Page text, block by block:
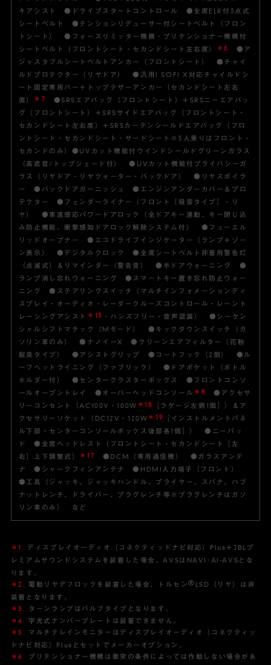
キアシスト ●ドライブスタートコントロール ●全席ELR付3点式
シートベルト ●テンションリデューサー付シートベルト（フロン
トシート） ●フォースリミッター機構・プリテンショナー機構付
シートベルト（フロントシート・セカンドシート左右席）
＊6
●ア
ジャスタブルシートベルトアンカー（フロントシート） ●チャイ
ルドプロテクター（リヤドア） ●汎用I SOFI X対応チャイルドシ
ート固定専用バー＋トップテザーアンカー（セカンドシート左右
席）
＊7
●SRSエアバッグ（フロントシート）＋SRSニーエアバッ
グ（フロントシート）＋SRSサイドエアバッグ（フロントシート・
セカンドシート左右席）＋SRSカーテンシールドエアバッグ（フロ
ントシート・セカンドシート・サードシート※5人乗りはフロント・
セカンドのみ）●UVカット機能付ウインドシールドグリーンガラス
（高遮音/トップシェード付） ●UVカット機能付プライバシーガ
ラス（リヤドア・リヤクォーター・バックドア） ●リヤスポイラ
ー ●バックドアガーニッシュ ●エンジンアンダーカバー＆プロ
テクター ●フェンダーライナー（フロント［吸音タイプ］・リ
ヤ） ●車速感応パワードアロック（全ドアキー連動、キー閉じ込
み防止機能、衝撃感知ドアロック解除システム付） ●フューエル
リッドオープナー ●エコドライブインジケーター（ランプ＋ゾー
ン表示） ●デジタルクロック ●全席シートベルト非着用警告灯
（点滅式）＆リマインダー（警告音） ●半ドアウォーニング ●
ランプ消し忘れウォーニング ●スマートキー置き忘れ防止ウォー
ニング ●ステアリングスイッチ（マルチインフォメーションディ
スプレイ・オーディオ・レーダークルーズコントロール・レーント
レーシングアシスト ＊13 ・ハンズフリー・音声認識） ●シーケン
シャルシフトマチック（Mモード） ●キックダウンスイッチ（ガ
ソリン車のみ） ●ナノイーX ●クリーンエアフィルター（花粉
脱臭タイプ） ●アシストグリップ ●コートフック（2個） ●ル
ーフヘッドライニング（ファブリック） ●ドアポケット（ボトル
ホルダー付） ●センタークラスターボックス ●フロントコンソ
ールオープントレイ ●オーバーヘッドコンソール ＊8 ●アクセサ
リーコンセント（AC100V・100W ＊18
［ラゲージ左側1個］）＆ア
クセサリーソケット（DC12V・120W ＊19 ［インストルメントパネ
ル下部・センターコンソールボックス後部各1個］） ●ニーパッ
ド ●全席ヘッドレスト（フロントシート・セカンドシート［左
右］上下調整式）
＊17
●DCM（専用通信機） ●ガラスアンテ
ナ ●シャークフィンアンテナ ●HDMI入力端子（フロント）
●工具（ジャッキ、ジャッキハンドル、プライヤー、スパナ、ハブ
ナットレンチ、ドライバー、プラグレンチ等※プラグレンチはガソ
リン車のみ） など
＊1.
ディスプレイオーディオ（コネクティッドナビ対応）Plus＋JBLプ
レミアムサウンドシステムを装着した場合、AVSはNAVI･AI-AVSとな
ります。
＊2. 電動リヤデフロックを装着した場合、トルセン® LSD（リヤ）は非
装着となります。
＊3.
ターンランプはバルブタイプとなります。
＊4.
字光式ナンバープレートは装着できません。
＊5.
マルチテレインモニターはディスプレイオーディオ（コネクティッ
ドナビ対応）Plusとセットでメーカーオプション。
＊6.
プリテンショナー機構は衝突の条件によっては作動しない場合があ